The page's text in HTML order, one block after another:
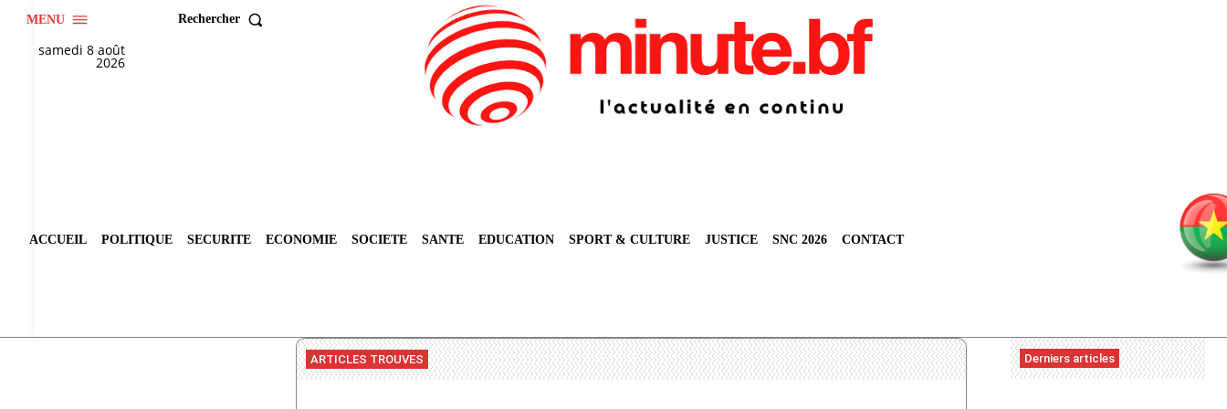
MENU Rechercher
samedi 8 août
2026
ACCUEIL POLITIQUE SECURITE ECONOMIE SOCIETE SANTE EDUCATION SPORT & CULTURE JUSTICE SNC 2026 CONTACT
ARTICLES TROUVES Derniers articles